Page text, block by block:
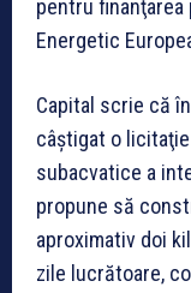
pentru
Energetic
Capital scrie că
câştigat o
subacvatice a
propune să
aproximativ doi
zile lucrătoare,